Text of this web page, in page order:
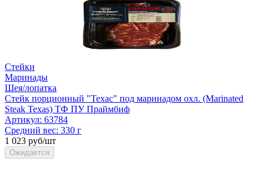
Стейки
Маринады
Шея/лопатка
Стейк порционный "Техас" под маринадом охл. (Marinated
Steak Texas) ТФ ПУ Праймбиф
Артикул: 63784
Средний вес: 330 г
1 023 руб/шт
Ожидается